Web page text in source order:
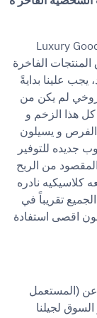
Luxury
نمو سوق المنتجات الفاخرة
في تصاعد، يجب علينا بدايةً
لم يكن من
هذا الزخم و
الفرص و يسيلون
جديده للتوفير
من الربح
كلاسيكيه نادره
تقريباً في
اقصى استفادة
عن (المستعمل
لجيلنا